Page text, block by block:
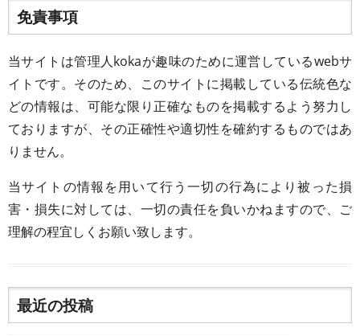
免責事項
当サイトは管理人kokaが趣味のために運営しているwebサ
イトです。そのため、このサイトに掲載している伝統色な
どの情報は、可能な限り正確なものを掲載するよう努力し
ておりますが、その正確性や適切性を確約するものではあ
りません。
当サイトの情報を用いて行う一切の行為により被った損
害・損失に対しては、一切の責任を負いかねますので、ご
理解の程宜しくお願い致します。
最近の投稿